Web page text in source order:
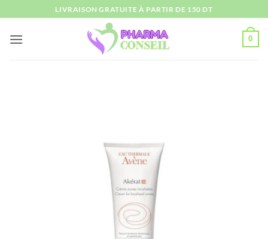
au
contenu
LIVRAISON GRATUITE À PARTIR DE 150 DT
0